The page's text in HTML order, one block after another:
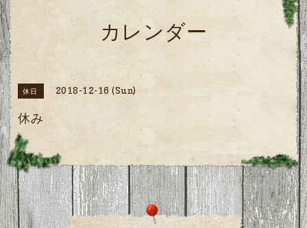
カレンダー
休日 2018-12-16 (Sun)
休み